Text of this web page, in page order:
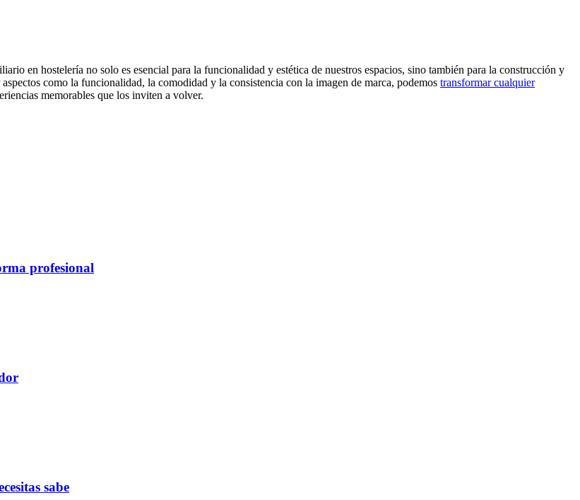
en hostelería no solo es esencial para la funcionalidad y estética de nuestros espacios, sino también para la construcción y
como la funcionalidad, la comodidad y la consistencia con la imagen de marca, podemos transformar cualquier
memorables que los inviten a volver.
profesional
sabe